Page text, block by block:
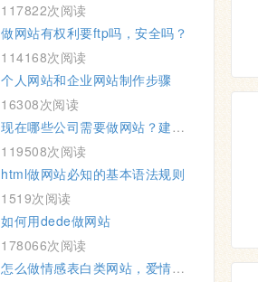
117822次阅读
做网站有权利要ftp吗，安全吗？
114168次阅读
个人网站和企业网站制作步骤
16308次阅读
现在哪些公司需要做网站？建网站有什么用
119508次阅读
html做网站必知的基本语法规则
1519次阅读
如何用dede做网站
178066次阅读
怎么做情感表白类网站，爱情表白类网站制作方法